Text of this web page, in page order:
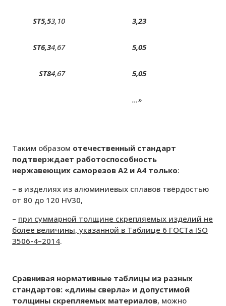
ST5,53,10 3,23
ST6,34,67 5,05
ST84,67 5,05
…»
Таким образом отечественный стандарт
подтверждает работоспособность
нержавеющих саморезов А2 и А4 только:
– в изделиях из алюминиевых сплавов твёрдостью
от 80 до 120 HV30,
– при суммарной толщине скрепляемых изделий не
более величины, указанной в Таблице 6 ГОСТа ISO
3506-4–2014.
Сравнивая нормативные таблицы из разных
стандартов: «длины сверла» и допустимой
толщины скрепляемых материалов, можно